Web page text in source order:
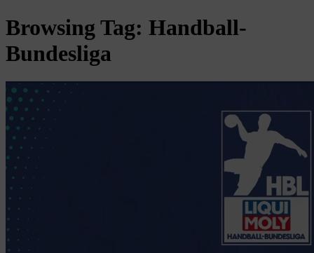
Browsing Tag: Handball-
Bundesliga